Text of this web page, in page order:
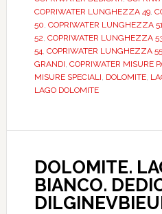
COPRIWATER LUNGHEZZA 49,
50, COPRIWATER LUNGHEZZA
52, COPRIWATER LUNGHEZZA
54, COPRIWATER LUNGHEZZA 55
GRANDI, COPRIWATER MISURE
MISURE SPECIALI, DOLOMITE,
LAGO DOLOMITE
DOLOMITE.
BIANCO.